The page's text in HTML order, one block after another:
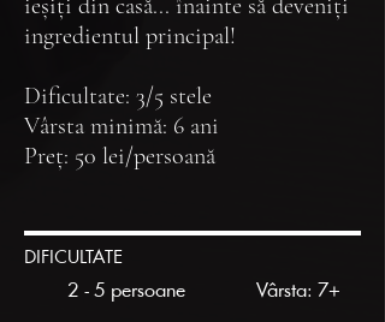
ieșiți din casă... înainte să deveniți
ingredientul principal!
Dificultate: 3/5 stele
Vârsta minimă: 6 ani
Preț: 50 lei/persoană
DIFICULTATE
2 - 5 persoane Vârsta: 7+